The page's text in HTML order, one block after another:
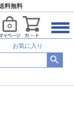
料無料
お気に入り